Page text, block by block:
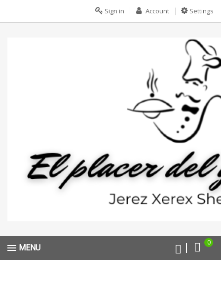
Settings
Account
Sign in
0
MENU